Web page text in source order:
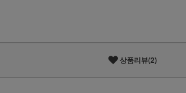
상품리뷰(2)